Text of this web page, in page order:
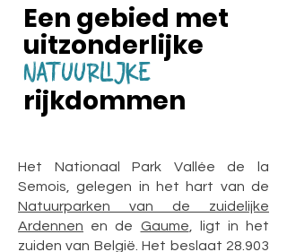
Een gebied met
uitzonderlijke
NATUURLIJKE
rijkdommen
Het Nationaal Park Vallée de la
Semois, gelegen in het hart van de
Natuurparken van de zuidelijke
Ardennen en de Gaume , ligt in het
zuiden van België.Het beslaat 28.903